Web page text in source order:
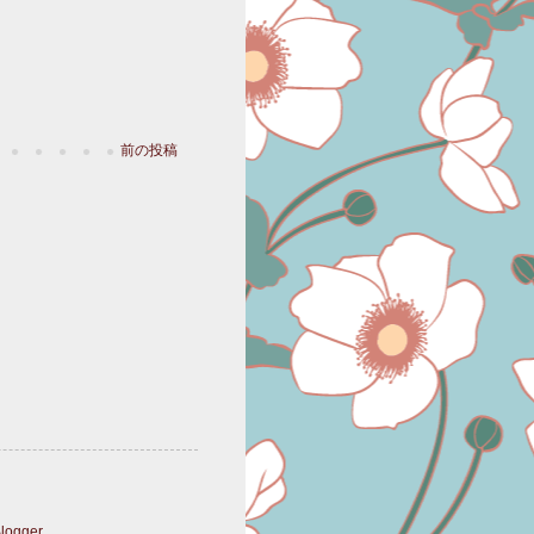
前の投稿